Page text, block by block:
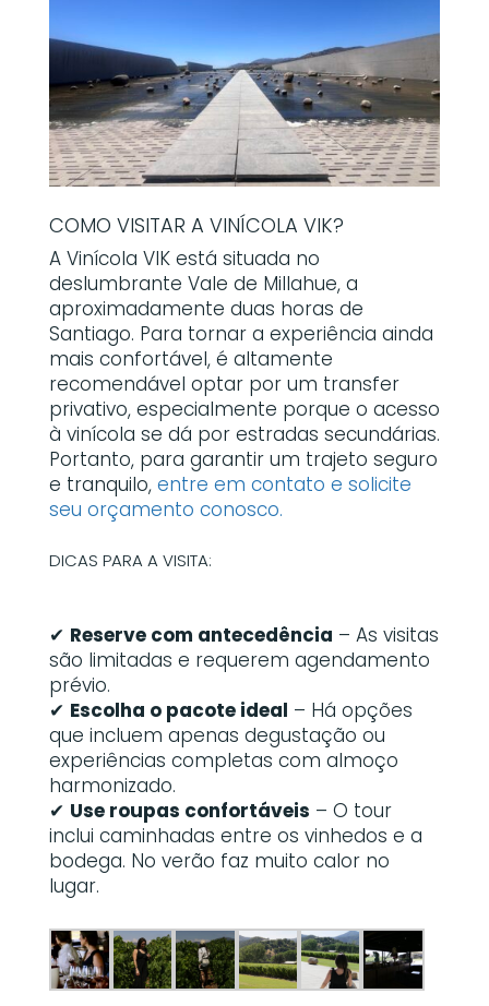
COMO VISITAR A VINÍCOLA VIK?
A Vinícola VIK está situada no
deslumbrante Vale de Millahue, a
aproximadamente duas horas de
Santiago. Para tornar a experiência ainda
mais confortável, é altamente
recomendável optar por um transfer
privativo, especialmente porque o acesso
à vinícola se dá por estradas secundárias.
Portanto, para garantir um trajeto seguro
e tranquilo, entre em contato e solicite
seu orçamento conosco.
DICAS PARA A VISITA:
✔ Reserve com antecedência – As visitas
são limitadas e requerem agendamento
prévio.
✔ Escolha o pacote ideal – Há opções
que incluem apenas degustação ou
experiências completas com almoço
harmonizado.
✔ Use roupas confortáveis – O tour
inclui caminhadas entre os vinhedos e a
bodega. No verão faz muito calor no
lugar.